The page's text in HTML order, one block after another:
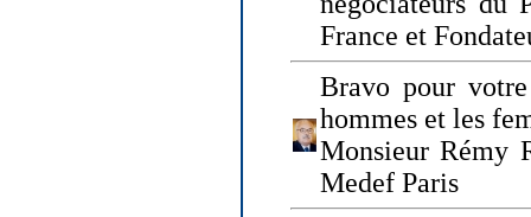
France et
Bravo pour
hommes et les
Monsieur Rémy
Medef Paris